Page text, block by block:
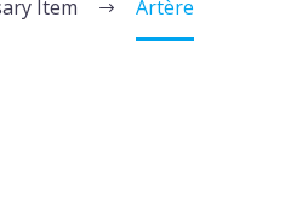
Item Artère